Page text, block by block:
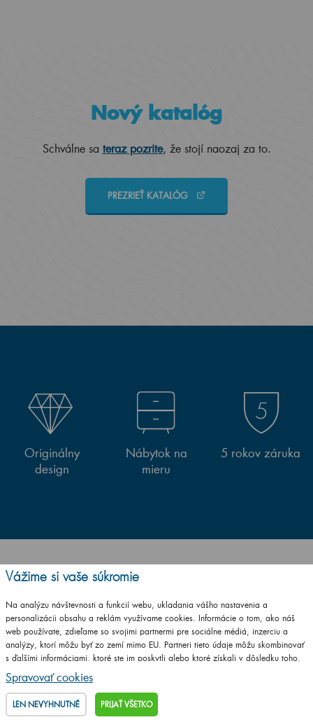
Nový katalóg
Schválne sa teraz pozrite, že stojí naozaj za to.
PREZRIEŤ KATALÓG
Originálny
design
Nábytok na
mieru
5 rokov záruka
Sme (skoro) všade. Hľadajte a nájdete nás na:
Vážime si vaše súkromie
Na analýzu návštevnosti a funkcií webu, ukladania vášho nastavenia a
personalizácii obsahu a reklám využívame cookies. Informácie o tom, ako náš
web používate, zdieľame so svojimi partnermi pre sociálne médiá, inzerciu a
analýzy, ktorí môžu byť zo zemí mimo EU. Partneri tieto údaje môžu skombinovať
s ďalšími informáciami, ktoré ste im poskytli alebo ktoré získali v dôsledku toho,
že používate ich služby.
Spravovať cookies
LEN NEVYHNUTNÉ PRIJAŤ VŠETKO